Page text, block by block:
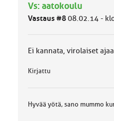
m
ä
k
a
Vs: aatokoulu
Vastaus #808.02.14 -
Ei kannata, virolaiset
Kirjattu
Hyvää yötä, sano mummo